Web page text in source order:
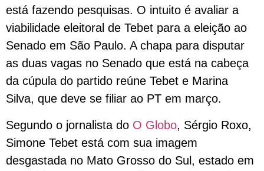
está fazendo pesquisas. O intuito é avaliar a
viabilidade eleitoral de Tebet para a eleição ao
Senado em São Paulo. A chapa para disputar
as duas vagas no Senado que está na cabeça
da cúpula do partido reúne Tebet e Marina
Silva, que deve se filiar ao PT em março.
Segundo o jornalista do O Globo, Sérgio Roxo,
Simone Tebet está com sua imagem
desgastada no Mato Grosso do Sul, estado em